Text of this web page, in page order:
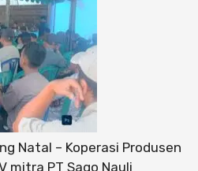
Natal – Koperasi Produsen
mitra PT Sago Nauli